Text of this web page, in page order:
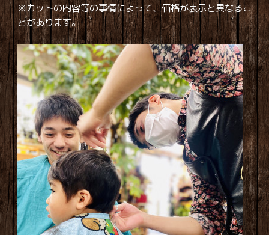
※カットの内容等の事情によって、価格が表示と異なるこ
とがあります。